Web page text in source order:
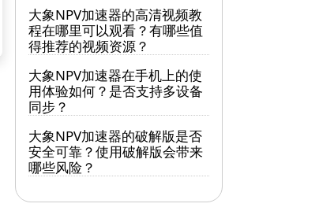
大象NPV加速器的高清视频教
程在哪里可以观看？有哪些值
得推荐的视频资源？
大象NPV加速器在手机上的使
用体验如何？是否支持多设备
同步？
大象NPV加速器的破解版是否
安全可靠？使用破解版会带来
哪些风险？